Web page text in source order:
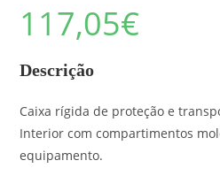
117,05€
Descrição
Caixa rígida de proteção e
Interior com compartimentos
equipamento.